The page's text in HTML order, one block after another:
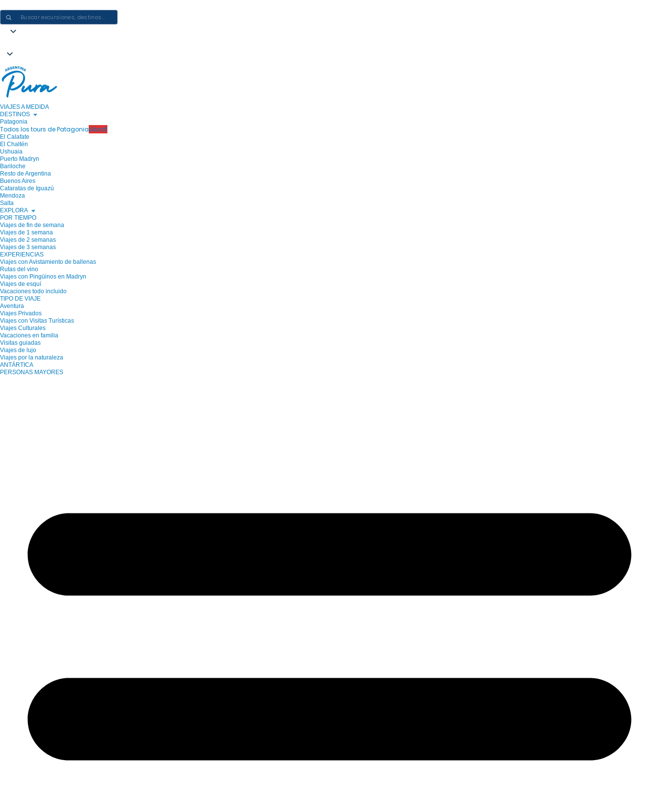
VIAJES A MEDIDA
DESTINOS
Patagonia
Todos los tours de Patagonia¡Abrid!
El Calafate
El Chaltén
Ushuaia
Puerto Madryn
Bariloche
Resto de Argentina
Buenos Aires
Cataratas de Iguazú
Mendoza
Salta
EXPLORA
POR TIEMPO
Viajes de fin de semana
Viajes de 1 semana
Viajes de 2 semanas
Viajes de 3 semanas
EXPERIENCIAS
Viajes con Avistamiento de ballenas
Rutas del vino
Viajes con Pingüinos en Madryn
Viajes de esquí
Vacaciones todo incluido
TIPO DE VIAJE
Aventura
Viajes Privados
Viajes con Visitas Turísticas
Viajes Culturales
Vacaciones en familia
Visitas guiadas
Viajes de lujo
Viajes por la naturaleza
ANTÁRTICA
PERSONAS MAYORES